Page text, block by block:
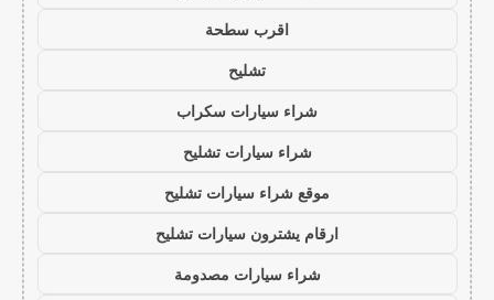
اقرب سطحة
تشليح
شراء سيارات سكراب
شراء سيارات تشليح
موقع شراء سيارات تشليح
ارقام يشترون سيارات تشليح
شراء سيارات مصدومة